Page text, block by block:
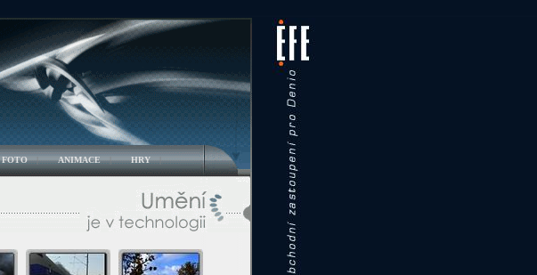
FOTO | ANIMACE | HRY |